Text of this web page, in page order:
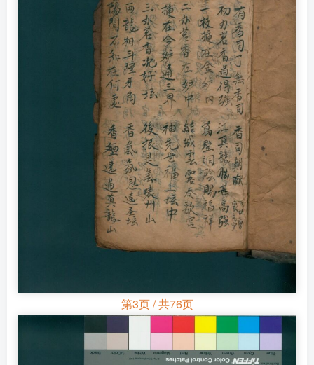
第3页 / 共76页